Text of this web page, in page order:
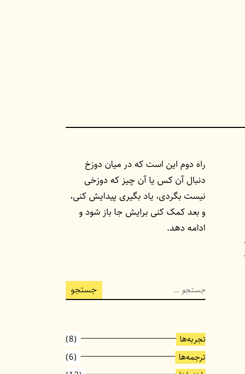
راه دوم این است که در میان دوزخ
دنبال آن کس یا آن چیز که دوزخی
نیست بگردی، یاد بگیری پیدایش کنی،
و بعد کمک کنی برایش جا باز شود و
ادامه دهد.
جستجو
برای:
تجربه‌ها
(8)
ترجمه‌ها
(6)